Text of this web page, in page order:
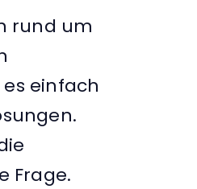
rund um
einfach
Frage.